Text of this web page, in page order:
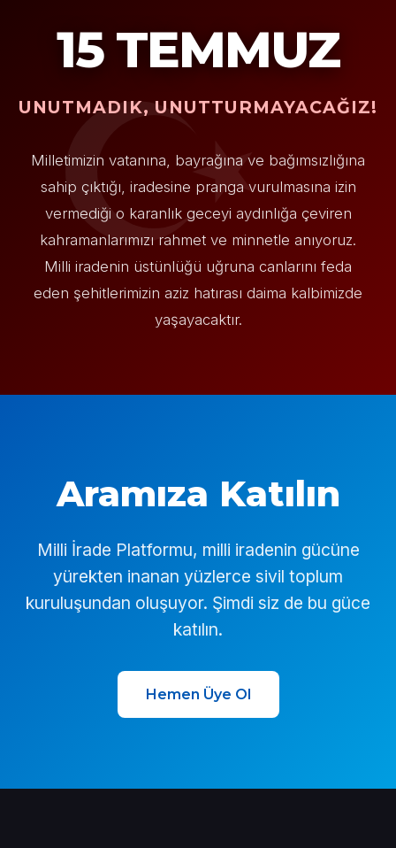
15 TEMMUZ
UNUTMADIK, UNUTTURMAYACAĞIZ!
Milletimizin vatanına, bayrağına ve bağımsızlığına
sahip çıktığı, iradesine pranga vurulmasına izin
vermediği o karanlık geceyi aydınlığa çeviren
kahramanlarımızı rahmet ve minnetle anıyoruz.
Milli iradenin üstünlüğü uğruna canlarını feda
eden şehitlerimizin aziz hatırası daima kalbimizde
yaşayacaktır.
Aramıza Katılın
Milli İrade Platformu, milli iradenin gücüne
yürekten inanan yüzlerce sivil toplum
kuruluşundan oluşuyor. Şimdi siz de bu güce
katılın.
Hemen Üye Ol